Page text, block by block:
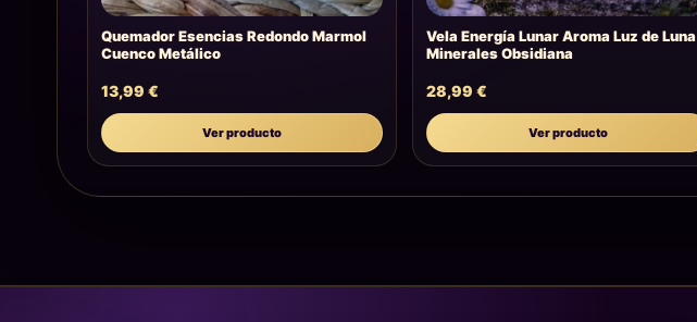
Quemador Esencias Redondo Marmol
Cuenco Metálico
13,99 €
Ver producto
Vela Energía Lunar Aroma Luz de Luna
Minerales Obsidiana
28,99€
Ver producto